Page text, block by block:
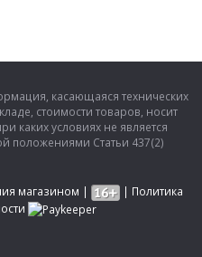
касающаяся технических
стоимости товаров, носит
каких условиях не является
положениями Статьи 437(2)
магазином | | Политика